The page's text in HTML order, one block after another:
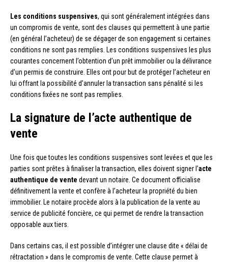
Les conditions suspensives, qui sont généralement intégrées dans
un compromis de vente, sont des clauses qui permettent à une partie
(en général l’acheteur) de se dégager de son engagement si certaines
conditions ne sont pas remplies. Les conditions suspensives les plus
courantes concernent l’obtention d’un prêt immobilier ou la délivrance
d’un permis de construire. Elles ont pour but de protéger l’acheteur en
lui offrant la possibilité d’annuler la transaction sans pénalité si les
conditions fixées ne sont pas remplies.
La signature de l’acte authentique de
vente
Une fois que toutes les conditions suspensives sont levées et que les
parties sont prêtes à finaliser la transaction, elles doivent signer l’acte
authentique de vente devant un notaire. Ce document officialise
définitivement la vente et confère à l’acheteur la propriété du bien
immobilier. Le notaire procède alors à la publication de la vente au
service de publicité foncière, ce qui permet de rendre la transaction
opposable aux tiers.
Dans certains cas, il est possible d’intégrer une clause dite « délai de
rétractation » dans le compromis de vente. Cette clause permet à